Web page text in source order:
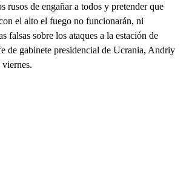
rusos de engañar a todos y pretender que
el alto el fuego no funcionarán, ni
falsas sobre los ataques a la estación de
de gabinete presidencial de Ucrania, Andriy